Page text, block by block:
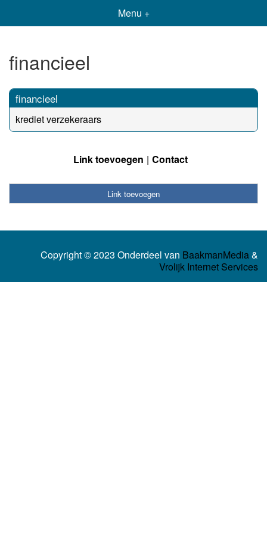
Menu +
financieel
financieel
krediet verzekeraars
Link toevoegen Contact
Link toevoegen
Copyright © 2023 Onderdeel van BaakmanMedia&
Vrolijk Internet Services